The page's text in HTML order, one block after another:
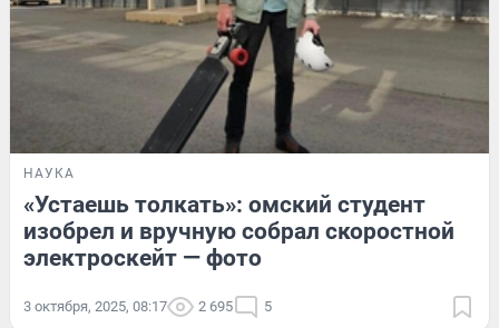
НАУКА
«Устаешь толкать»: омский студент
изобрел и вручную собрал скоростной
электроскейт — фото
3 октября, 2025, 08:17 2 695 5